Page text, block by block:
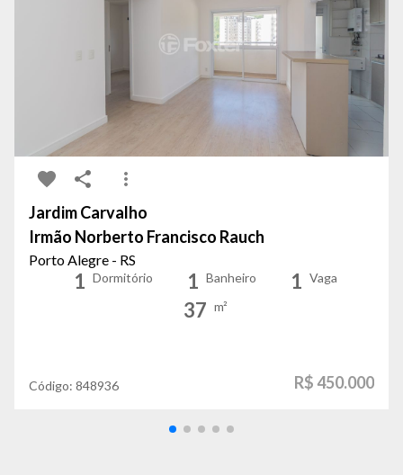
Jardim Carvalho
Irmão Norberto Francisco Rauch
Porto Alegre - RS
1 Dormitório 1 Banheiro 1 Vaga
37 m²
Código: 848936 R$ 450.000